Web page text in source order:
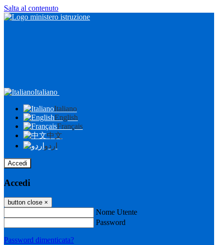
Salta al contenuto
Italiano
Italiano
English
Français
中文
اردو
Accedi
Accedi
button close ×
Nome Utente
Password
Password dimenticata?